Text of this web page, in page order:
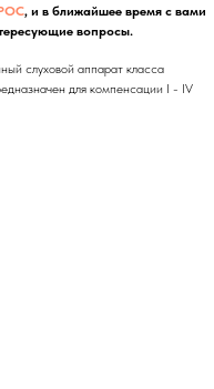
, и в ближайшее время с вами
вопросы.
слуховой аппарат класса
для компенсации I - IV